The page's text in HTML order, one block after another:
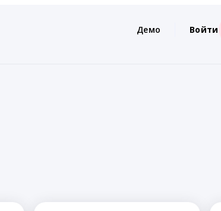
Демо Войти